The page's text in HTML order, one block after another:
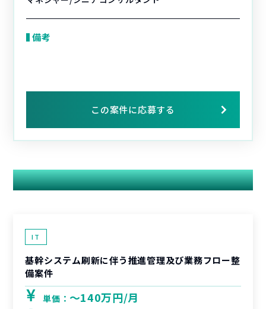
備考
この案件に応募する
関連する案件
IT
基幹システム刷新に伴う推進管理及び業務フロー整
備案件
単価： 〜140万円/月